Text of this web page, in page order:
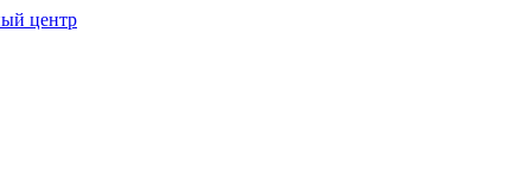
центр